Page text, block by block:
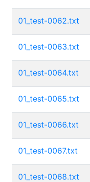
01_test-0062.txt
01_test-0063.txt
01_test-0064.txt
01_test-0065.txt
01_test-0066.txt
01_test-0067.txt
01_test-0068.txt